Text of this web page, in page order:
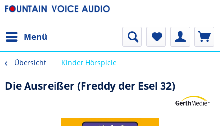
Menü
Übersicht Kinder Hörspiele
Die Ausreißer (Freddy der Esel 32)